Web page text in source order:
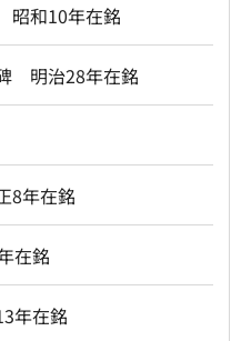
昭和10年在銘
明治28年在銘
8年在銘
在銘
年在銘